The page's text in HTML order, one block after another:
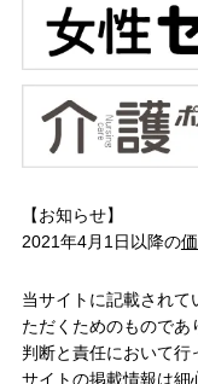
【お知らせ】
2021年4月1日以降の
当サイトに記載され
ただくためのもので
判断と責任において行
サイトの掲載情報は細